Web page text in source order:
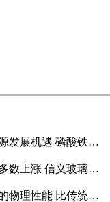
龙蟠科技紧抓新能源发展机遇 磷酸铁锂正极材料成新利润增长点
港股光伏板块个股多数上涨 信义玻璃涨5.16%
艺术涂料具有优异的物理性能 比传统的乳胶漆贵